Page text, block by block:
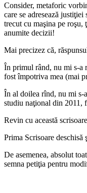
Consider, metaforic
care se adresează
trecut cu maşina pe roşu,
anumite decizii!
Mai precizez că,
În primul rând, nu mi s-a
fost împotriva mea (mai
În al doilea rînd, nu mi s-
studiu naţional din 2011,
Revin cu această
Prima Scrisoare
De asemenea, absolut
semna petiţia pentru